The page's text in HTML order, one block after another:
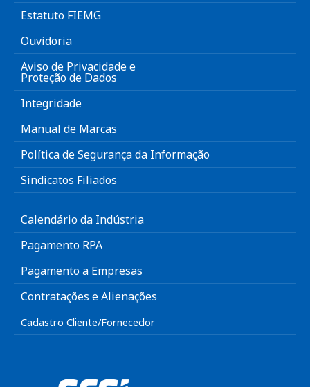
Estatuto FIEMG
Ouvidoria
Aviso de Privacidade e
Proteção de Dados
Integridade
Manual de Marcas
Política de Segurança da Informação
Sindicatos Filiados
Calendário da Indústria
Pagamento RPA
Pagamento a Empresas
Contratações e Alienações
Cadastro Cliente/Fornecedor